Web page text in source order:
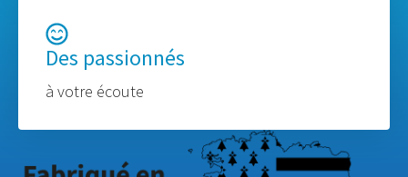
Des passionnés
à votre écoute